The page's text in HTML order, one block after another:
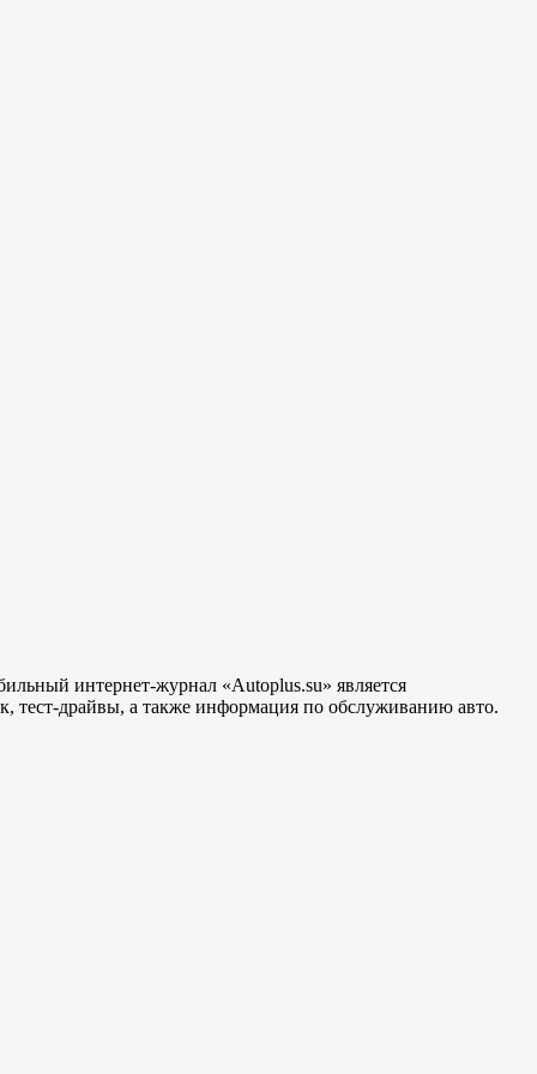
интернет-журнал «Autoplus.su» является
тест-драйвы, а также информация по обслуживанию авто.